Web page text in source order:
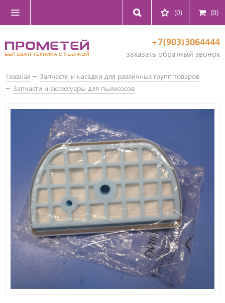
(0) (0)
+7(903)3064444
заказать обратный звонок
Главная
Запчасти и насадки для различных групп товаров
Запчасти и аксессуары для пылесосов